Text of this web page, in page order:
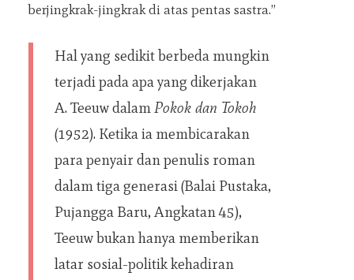
berjingkrak-jingkrak di atas pentas sastra.”
Hal yang sedikit berbeda mungkin
terjadi pada apa yang dikerjakan
A. Teeuw dalamPokok dan Tokoh
(1952). Ketika ia membicarakan
para penyair dan penulis roman
dalam tiga generasi (Balai Pustaka,
Pujangga Baru, Angkatan 45),
Teeuw bukan hanya memberikan
latar sosial-politik kehadiran